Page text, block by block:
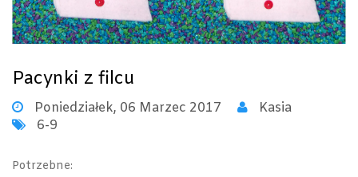
Pacynki z filcu
Poniedziałek, 06 Marzec 2017
Kasia
6-9
Potrzebne: